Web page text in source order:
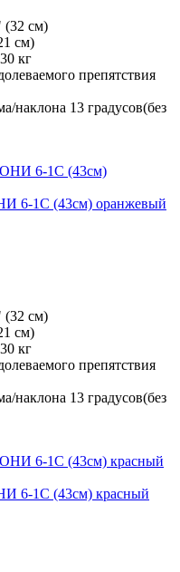
(32 см)
см)
кг
препятствия
наклона 13 градусов(без
6-1С (43см) оранжевый
(32 см)
см)
кг
препятствия
наклона 13 градусов(без
6-1С (43см) красный